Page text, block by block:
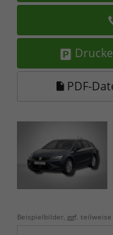
PDF-
Beispielbilder, ggf.